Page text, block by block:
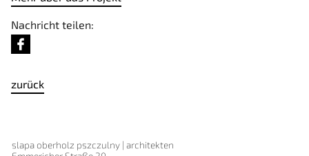
Nachricht teilen:
zurück
slapa oberholz pszczulny | architekten